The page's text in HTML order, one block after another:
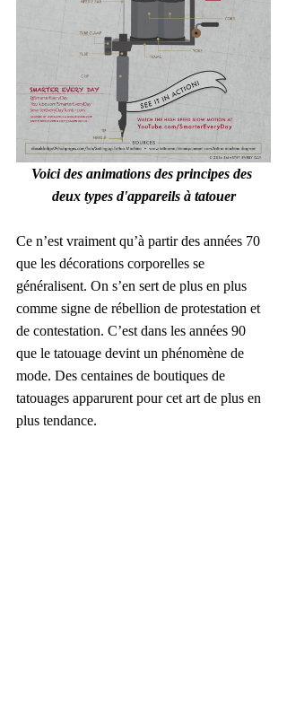
Voici des animations des principes des
deux types d'appareils à tatouer
Ce n’est vraiment qu’à partir des années 70
que les décorations corporelles se
généralisent. On s’en sert de plus en plus
comme signe de rébellion de protestation et
de contestation. C’est dans les années 90
que le tatouage devint un phénomène de
mode. Des centaines de boutiques de
tatouages apparurent pour cet art de plus en
plus tendance.